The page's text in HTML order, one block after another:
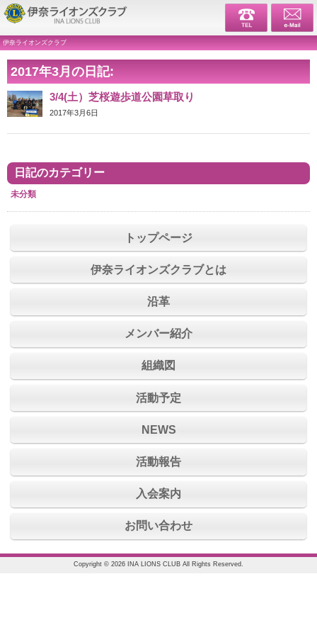
伊奈ライ
伊奈ライオンズクラブ
2017年3月の日記:
3/4(土）芝桜遊歩道公園草取り
2017年3月6日
日記のカテゴリー
未分類
トップページ
伊奈ライオンズクラブとは
沿革
メンバー紹介
組織図
活動予定
NEWS
活動報告
入会案内
お問い合わせ
Copyright © 2026 INA LIONS CLUB All Rights Reserved.